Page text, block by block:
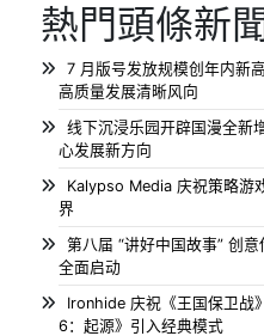
熱門頭條新
7 月版号发放规模创年内新
高质量发展清晰风向
线下沉浸乐园开辟国漫全新
心发展新方向
Kalypso Media 庆祝策略
界
第八届 “讲好中国故事” 创
全面启动
Ironhide 庆祝《王国保卫战
6：起源》引入经典模式